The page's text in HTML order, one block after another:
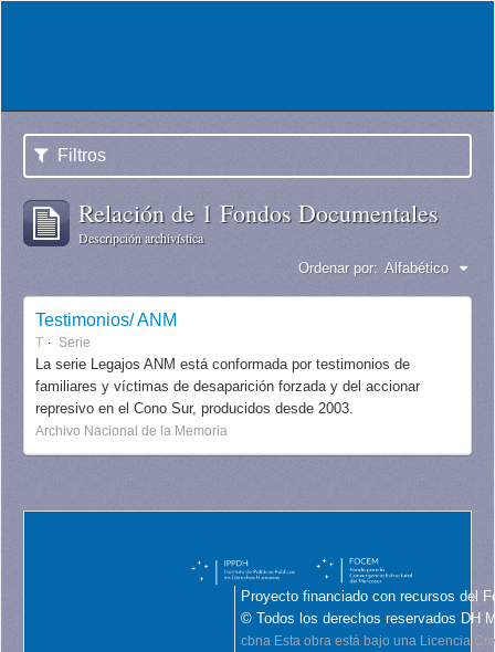
Filtros
Relación de 1 Fondos Documentales
Descripción archivística
Ordenar por: Alfabético
Testimonios/ ANM
T Serie
La serie Legajos ANM está conformada por testimonios de
familiares y víctimas de desaparición forzada y del accionar
represivo en el Cono Sur, producidos desde 2003.
Archivo Nacional de la Memoria
Proyecto financiado con recursos del
© Todos los derechos reservados DH
cbna Esta obra está bajo una Licencia